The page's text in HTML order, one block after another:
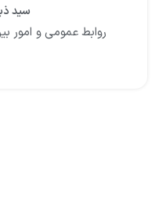
سید
روابط عمومی و امور